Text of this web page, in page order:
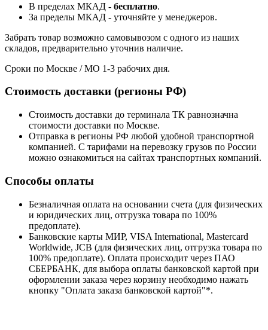
В пределах МКАД - бесплатно.
За пределы МКАД - уточняйте у менеджеров.
Забрать товар возможно самовывозом с одного из наших
складов, предварительно уточнив наличие.
Сроки по Москве / МО 1-3 рабочих дня.
Стоимость доставки (регионы РФ)
Стоимость доставки до терминала ТК равнозначна
стоимости доставки по Москве.
Отправка в регионы РФ любой удобной транспортной
компанией. С тарифами на перевозку грузов по России
можно ознакомиться на сайтах транспортных компаний.
Способы оплаты
Безналичная оплата на основании счета (для физических
и юридических лиц, отгрузка товара по 100%
предоплате).
Банковские карты МИР, VISA International, Mastercard
Worldwide, JCB (для физических лиц, отгрузка товара по
100% предоплате). Оплата происходит через ПАО
СБЕРБАНК, для выбора оплаты банковской картой при
оформлении заказа через корзину необходимо нажать
кнопку "Оплата заказа банковской картой"*.